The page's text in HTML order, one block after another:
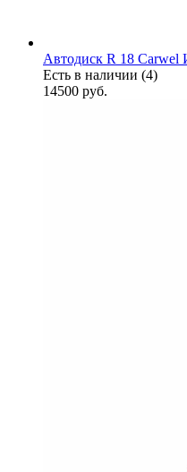
Автодиск R 18 Carwel
Есть в наличии (4)
14500 руб.